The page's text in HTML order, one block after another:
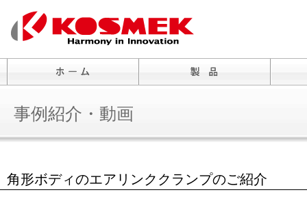
事例紹介・動画
角形ボディのエアリンククランプのご紹介